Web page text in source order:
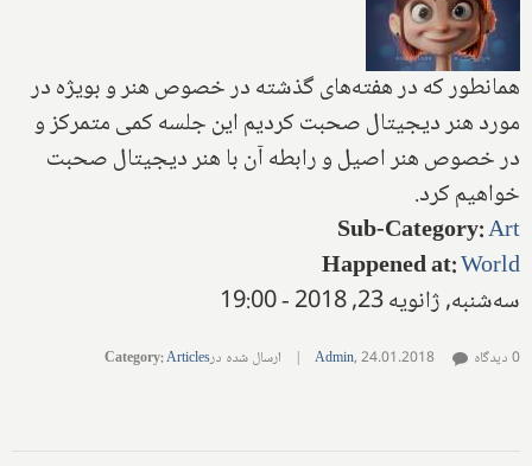
همانطور که در هفته‌های گذشته در خصوص هنر و بویژه در
مورد هنر دیجیتال صحبت کردیم این جلسه کمی متمرکز و
در خصوص هنر اصیل و رابطه آن با هنر دیجیتال صحبت
خواهیم کرد.
Sub-Category:Art
Happened at:World
سه‌شنبه, ژانویه 23, 2018 - 19:00
Admin,24.01.2018
| ارسال شده در Category:Articles 0 دیدگاه